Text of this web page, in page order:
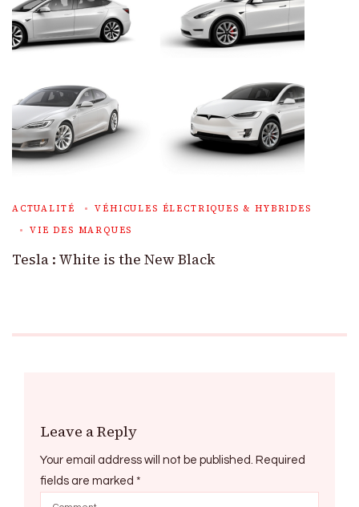
ACTUALITÉ
VÉHICULES ÉLECTRIQUES & HYBRIDES
VIE DES MARQUES
Tesla : White is the New Black
Leave a Reply
Your email address will not be published. Required
fields are marked *